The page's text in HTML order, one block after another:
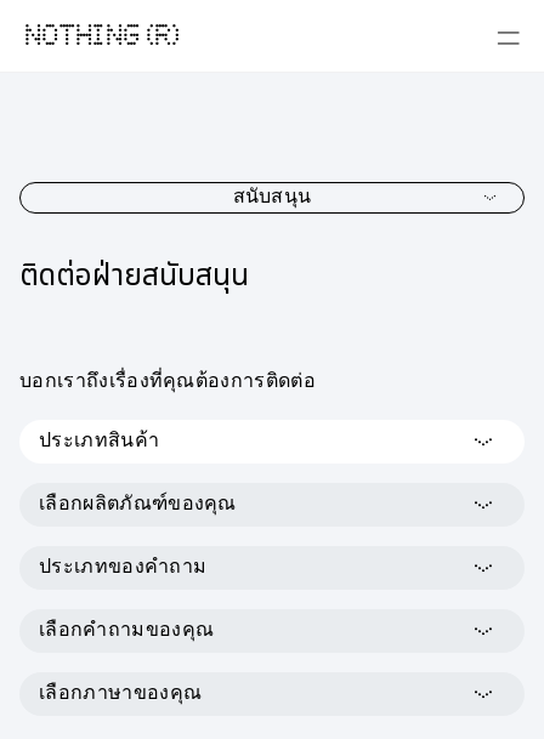
NOTHING (R)
สนับสนุน
ติดต่อฝ่ายสนับสนุน
บอกเราถึงเรื่องที่คุณต้องการติดต่อ
ประเภทสินค้า
เลือกผลิตภัณฑ์ของคุณ
ประเภทของคำถาม
เลือกคำถามของคุณ
เลือกภาษาของคุณ